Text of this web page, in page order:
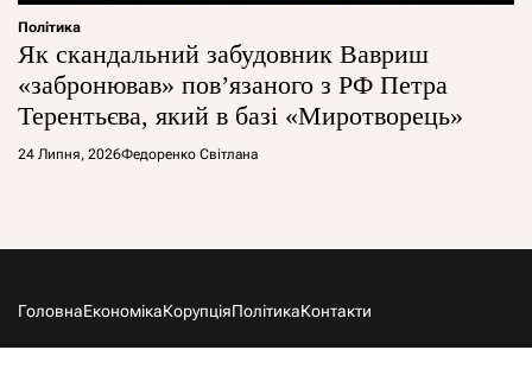
Політика
Як скандальний забудовник Вавриш
«забронював» повʼязаного з РФ Петра
Терентьєва, який в базі «Миротворець»
24 Липня, 2026Федоренко Світлана
ГоловнаЕкономікаКорупціяПолітикаКонтакти